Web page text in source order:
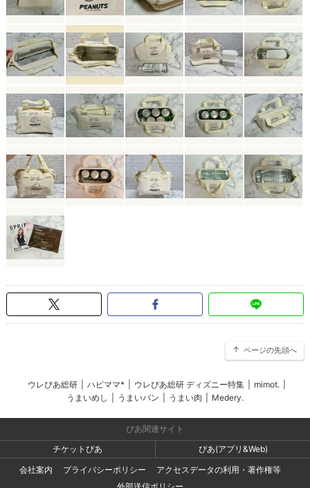
ページの先頭へ
ウレぴあ総研 ハピママ* ウレぴあ総研 ディズニー特集 mimot.
うまいめし
うまいパン うまい肉 Medery.
ぴあ関連サイト
チケットぴあ
ぴあ(アプリ&Web)
会社案内
プライバシーポリシー
アクセスデータの利用・著作権等